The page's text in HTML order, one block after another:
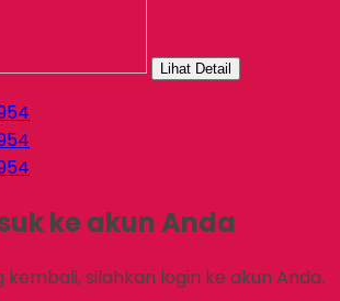
Lihat Detail
ke akun Anda
silahkan login ke akun Anda.